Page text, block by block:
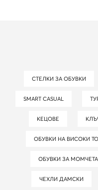
СТЕЛКИ ЗА ОБУВКИ
SMART CASUAL
КЕЦОВЕ
ОБУВКИ НА ВИСОКИ
ОБУВКИ ЗА МОМЧЕТА
ЧЕХЛИ ДАМСКИ